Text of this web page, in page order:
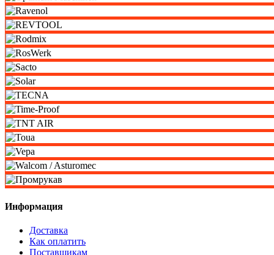
Информация
Доставка
Как оплатить
Поставщикам